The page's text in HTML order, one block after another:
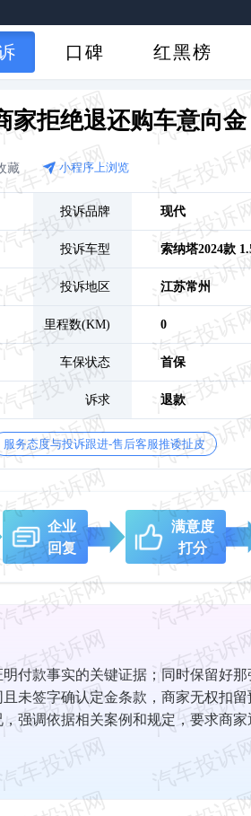
口碑 红黑榜
家拒绝退还购车意向金
藏 小程序上浏览
投诉品牌 现代
投诉车型 索纳塔2024款
投诉地区 江苏常州
里程数(KM) 0
车保状态 首保
诉求 退款
服务态度与投诉跟进-售后客服推诿扯皮
企业
回复
满意度
打分
付款事实的关键证据；同时保留好
未签字确认定金条款，商家无权扣
强调依据相关案例和规定，要求商